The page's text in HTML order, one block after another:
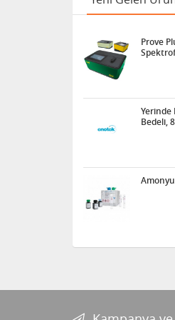
Prove
Yerinde
Bedeli,